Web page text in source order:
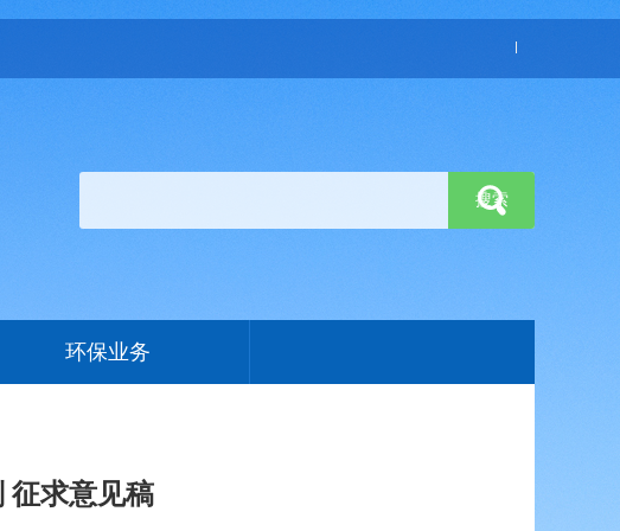
环保业务
征求意见稿